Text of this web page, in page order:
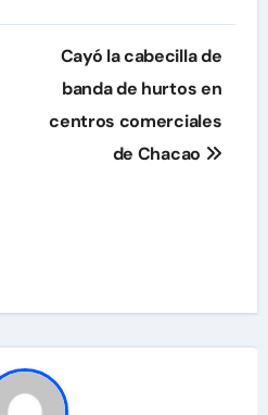
Cayó la cabecilla de
banda de hurtos en
centros comerciales
de Chacao